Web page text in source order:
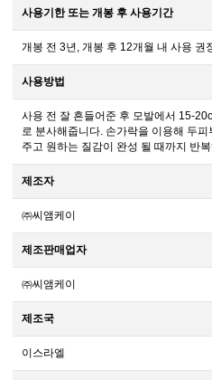
사용기한 또는 개봉 후 사용기간
개봉 전 3년, 개봉 후 12개월 내 사용 권
사용방법
사용 전 잘 흔들어준 후 모발에서 15-
로 분사해줍니다. 손가락을 이용해 두
주고 원하는 질감이 완성 될 때까지 반
제조자
㈜씨앰케이
제조판매업자
㈜씨앰케이
제조국
이스라엘